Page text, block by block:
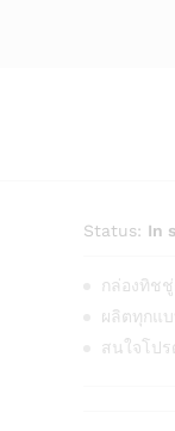
Status: In
กล่องทิช
ผลิตทุกแ
สนใจโป